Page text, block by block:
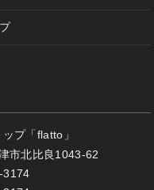
プ「flatto」
市北比良1043-62
3174